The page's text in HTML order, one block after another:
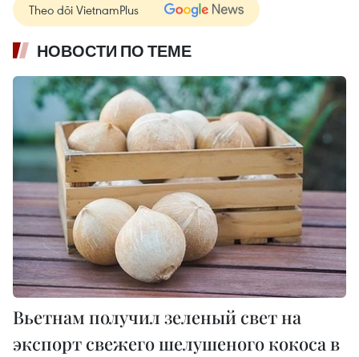
Theo dõi VietnamPlus
НОВОСТИ ПО ТЕМЕ
Вьетнам получил зеленый свет на
экспорт свежего шелушеного кокоса в